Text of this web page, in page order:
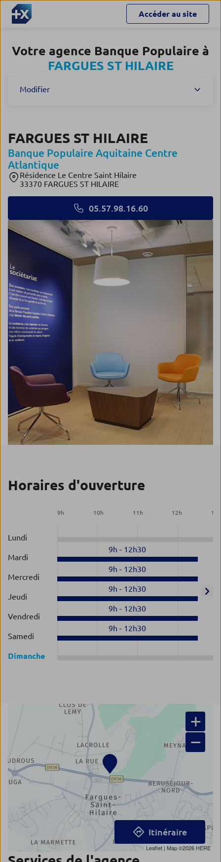
Accéder au site
Votre agence Banque Populaire à
FARGUES ST HILAIRE
Modifier
FARGUES ST HILAIRE
Banque Populaire Aquitaine Centre
Atlantique
Résidence Le Centre Saint Hilaire
33370 FARGUES ST HILAIRE
05.57.98.16.60
Horaires d'ouverture
9h 10h 11 h 12h 13
Lundi
Mardi
9h - 12h30
Mercredi
9h - 12h30
Jeudi
9h - 12h30
Vendredi
9h - 12h30
Samedi
9h - 12h30
Dimanche
+
−
Leaflet | Map ©2026 HERE
Itinéraire